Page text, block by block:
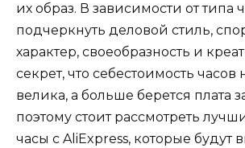
их образ. В зависимости от типа
подчеркнуть деловой стиль,
характер, своеобразность и
секрет, что себестоимость
велика, а больше берется плата
поэтому стоит рассмотреть
часы с AliExpress, которые будут